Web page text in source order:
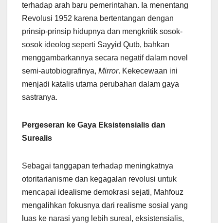
terhadap arah baru pemerintahan. Ia menentang
Revolusi 1952 karena bertentangan dengan
prinsip-prinsip hidupnya dan mengkritik sosok-
sosok ideolog seperti Sayyid Qutb, bahkan
menggambarkannya secara negatif dalam novel
semi-autobiografinya, Mirror. Kekecewaan ini
menjadi katalis utama perubahan dalam gaya
sastranya.
Pergeseran ke Gaya Eksistensialis dan
Surealis
Sebagai tanggapan terhadap meningkatnya
otoritarianisme dan kegagalan revolusi untuk
mencapai idealisme demokrasi sejati, Mahfouz
mengalihkan fokusnya dari realisme sosial yang
luas ke narasi yang lebih sureal, eksistensialis,